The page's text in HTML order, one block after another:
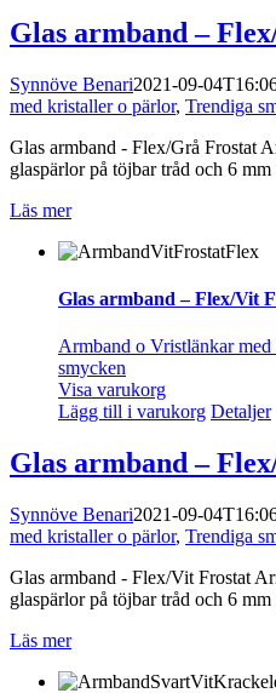
Glas armband –
Synnöve Benari2021-09-
med kristaller o pärlor, Trendiga
Glas armband - Flex/Grå Frostat
glaspärlor på töjbar tråd och 6
Läs mer
Glas armband – Flex/Vit
Armband o Vristlänkar
smycken
Visa varukorg
Lägg till i varukorg Detaljer
Glas armband –
Synnöve Benari2021-09-
med kristaller o pärlor, Trendiga
Glas armband - Flex/Vit Frostat
glaspärlor på töjbar tråd och 6
Läs mer